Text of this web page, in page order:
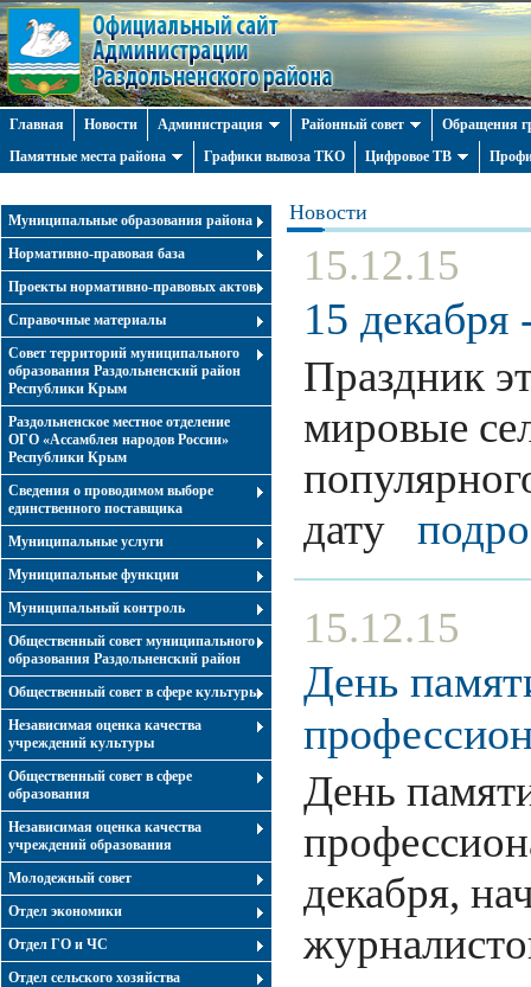
Главная Новости Администрация Районный совет
Обращения
Памятные места района
Графики вывоза ТКО Цифровое ТВ
Муниципальные образования района
Нормативно-правовая база
Проекты нормативно-правовых актов
Справочные материалы
Совет территорий муниципального
образования Раздольненский район
Республики Крым
Раздольненское местное отделение
ОГО «Ассамблея народов России»
Республики Крым
Cведения о проводимом выборе
единственного поставщика
Муниципальные услуги
Муниципальные функции
Муниципальный контроль
Общественный совет муниципального
образования Раздольненский район
Общественный совет в сфере культуры
Независимая оценка качества
учреждений культуры
Общественный совет в сфере
образования
Независимая оценка качества
учреждений образования
Молодежный совет
Отдел экономики
Отдел ГО и ЧС
Отдел сельского хозяйства
Новости
15.12.15
15
Праздник
мировые
дату
15.12.15
День
День
декабря,